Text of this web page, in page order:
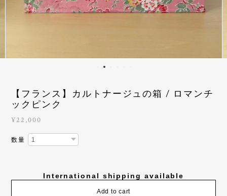
【フランス】カルトナージュの箱 / ロマンチ
ックピンク
¥22,000
数量
International shipping available
Add to cart